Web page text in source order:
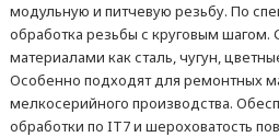
модульную и питчевую резьбу. По
обработка резьбы с круговым шагом.
материалами как сталь, чугун,
Особенно подходят для ремонтных
мелкосерийного производства.
обработки по IT7 и шероховатость